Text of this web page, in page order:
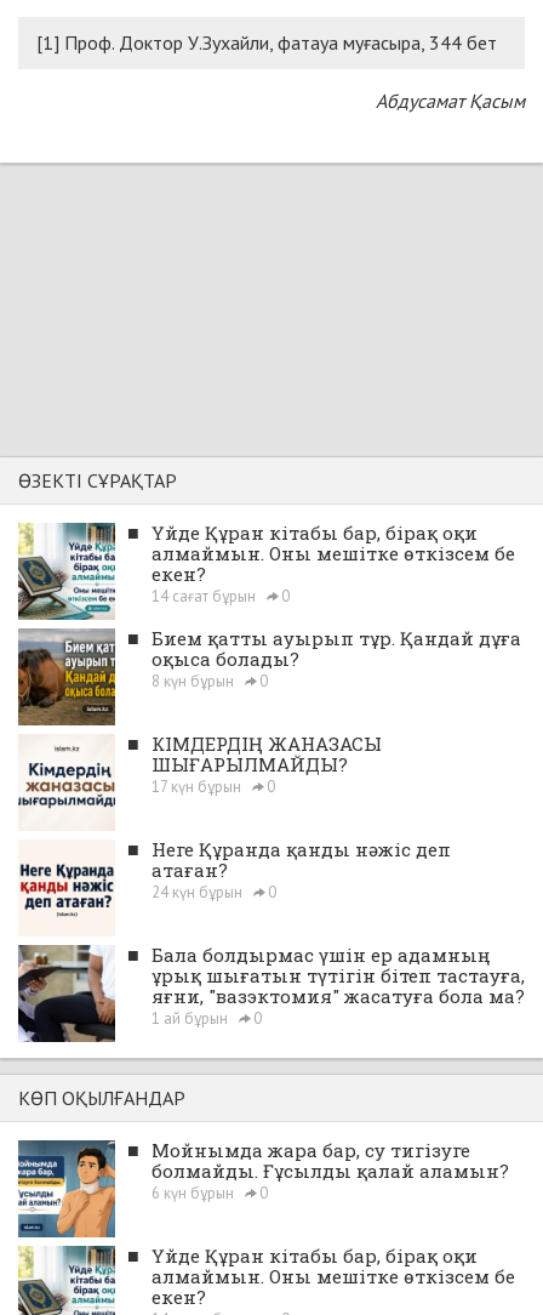
[1] Проф. Доктор У.Зухайли, фатауа муғасыра, 344 бет
Абдусамат Қасым
ӨЗЕКТІ СҰРАҚТАР
■ Үйде Құран кітабы бар, бірақ оқи
алмаймын. Оны мешітке өткізсем бе
екен?
14 сағат бұрын 0
■ Бием қатты ауырып тұр. Қандай дұға
оқыса болады?
8 күн бұрын 0
■ КІМДЕРДІҢ ЖАНАЗАСЫ
ШЫҒАРЫЛМАЙДЫ?
17 күн бұрын 0
■ Неге Құранда қанды нәжіс деп
атаған?
24 күн бұрын 0
■ Бала болдырмас үшін ер адамның
ұрық шығатын түтігін бітеп тастауға,
яғни, "вазэктомия" жасатуға бола ма?
1 ай бұрын 0
КӨП ОҚЫЛҒАНДАР
■ Мойнымда жара бар, су тигізуге
болмайды. Ғұсылды қалай аламын?
6 күн бұрын 0
■ Үйде Құран кітабы бар, бірақ оқи
алмаймын. Оны мешітке өткізсем бе
екен?